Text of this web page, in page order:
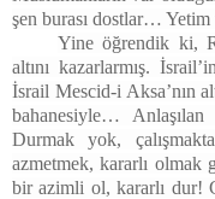
şen burası dostlar…
Yine öğrendik ki,
altını kazarlarmış.
İsrail Mescid-i Aksa’nın
bahanesiyle…
Durmak yok,
azmetmek, kararlı olmak
bir azimli ol, kararlı dur!